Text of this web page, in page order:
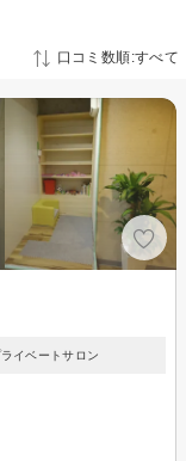
口コミ数順:すべて
イベートサロン